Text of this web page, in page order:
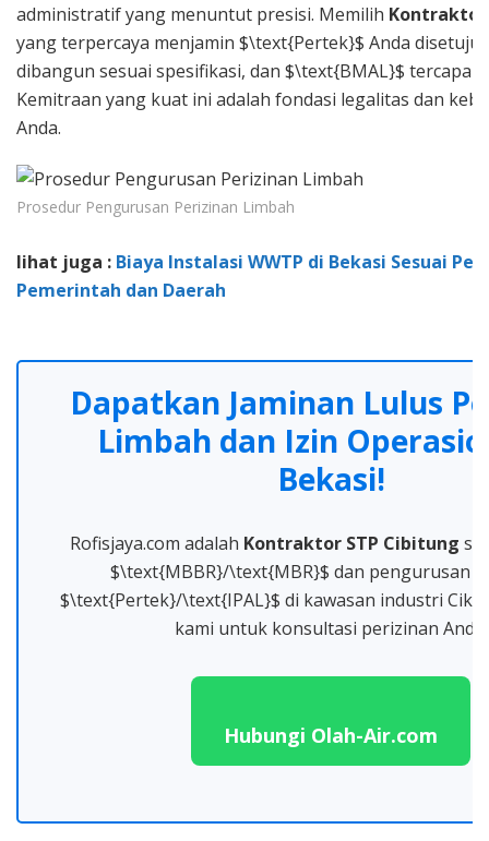
administratif yang menuntut presisi. Memilih Kontraktor
yang terpercaya menjamin $\text{Pertek}$ Anda
dibangun sesuai spesifikasi, dan $\text{BMAL}$ tercapai
Kemitraan yang kuat ini adalah fondasi legalitas dan
Anda.
Prosedur Pengurusan Perizinan Limbah
lihat juga : Biaya Instalasi WWTP di Bekasi Sesuai
Pemerintah dan Daerah
Dapatkan Jaminan Lulus
Limbah dan Izin
Bekasi!
Rofisjaya.com adalah Kontraktor STP Cibitung
$\text{MBBR}/\text{MBR}$ dan pengurusan
$\text{Pertek}/\text{IPAL}$ di kawasan industri
kami untuk konsultasi perizinan Anda.
Hubungi Olah-Air.com